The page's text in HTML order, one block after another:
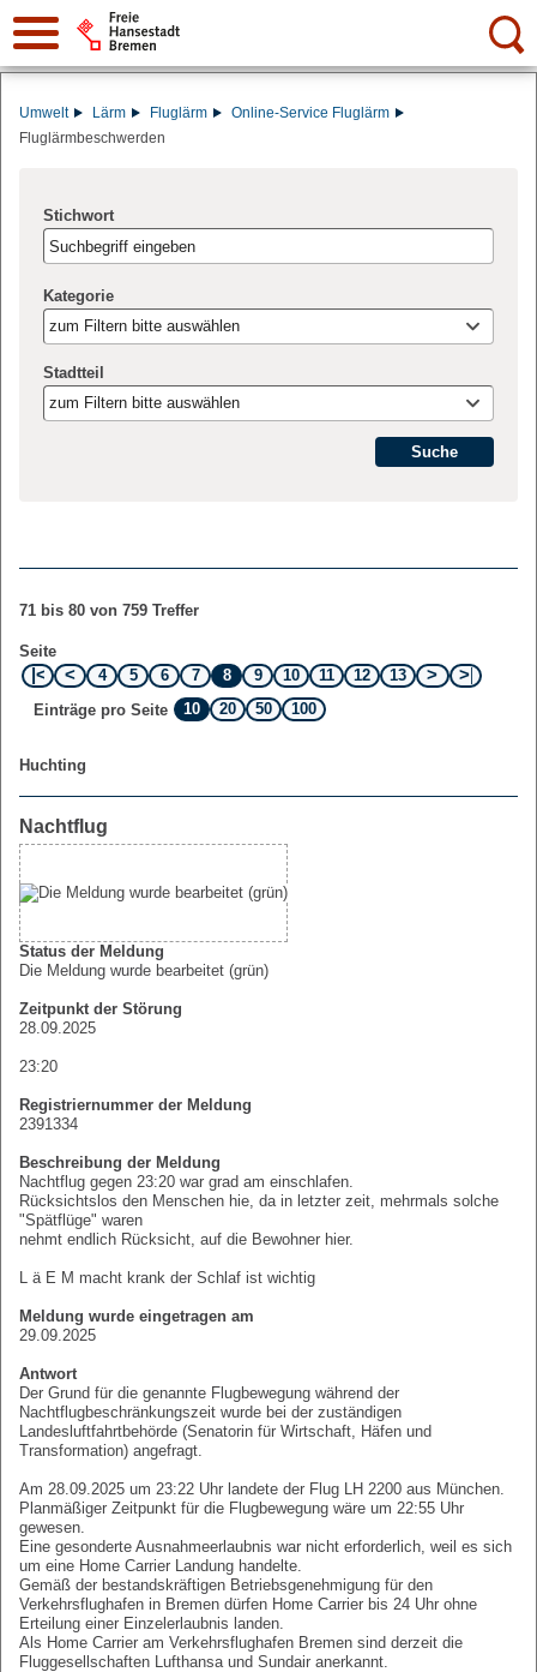
Suche:
Umwelt Lärm Fluglärm
Online-Service Fluglärm
Fluglärmbeschwerden
Stichwort
Kategorie
zum Filtern bitte auswählen
Stadtteil
zum Filtern bitte auswählen
71 bis 80 von 759 Treffer
Seite
4
5 6 7 8 9 10 11 12
13
Einträge pro Seite
10 20 50 100
Huchting
Nachtflug
Status der Meldung
Die Meldung wurde bearbeitet (grün)
Zeitpunkt der Störung
28.09.2025
23:20
Registriernummer der Meldung
2391334
Beschreibung der Meldung
Nachtflug gegen 23:20 war grad am einschlafen.
Rücksichtslos den Menschen hie, da in letzter zeit, mehrmals solche
"Spätflüge" waren
nehmt endlich Rücksicht, auf die Bewohner hier.
L ä E M macht krank der Schlaf ist wichtig
Meldung wurde eingetragen am
29.09.2025
Antwort
Der Grund für die genannte Flugbewegung während der
Nachtflugbeschränkungszeit wurde bei der zuständigen
Landesluftfahrtbehörde (Senatorin für Wirtschaft, Häfen und
Transformation) angefragt.
Am 28.09.2025 um 23:22 Uhr landete der Flug LH 2200 aus München.
Planmäßiger Zeitpunkt für die Flugbewegung wäre um 22:55 Uhr
gewesen.
Eine gesonderte Ausnahmeerlaubnis war nicht erforderlich, weil es sich
um eine Home Carrier Landung handelte.
Gemäß der bestandskräftigen Betriebsgenehmigung für den
Verkehrsflughafen in Bremen dürfen Home Carrier bis 24 Uhr ohne
Erteilung einer Einzelerlaubnis landen.
Als Home Carrier am Verkehrsflughafen Bremen sind derzeit die
Fluggesellschaften Lufthansa und Sundair anerkannt.